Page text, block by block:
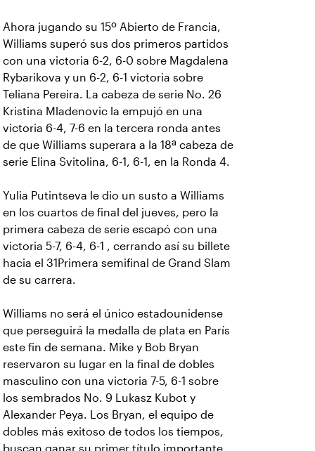
Ahora jugando su 15º Abierto de Francia,
Williams superó sus dos primeros partidos
con una victoria 6-2, 6-0 sobre Magdalena
Rybarikova y un 6-2, 6-1 victoria sobre
Teliana Pereira. La cabeza de serie No. 26
Kristina Mladenovic la empujó en una
victoria 6-4, 7-6 en la tercera ronda antes
de que Williams superara a la 18ª cabeza de
serie Elina Svitolina, 6-1, 6-1, en la Ronda 4.
Yulia Putintseva le dio un susto a Williams
en los cuartos de final del jueves, pero la
primera cabeza de serie escapó con una
victoria 5-7, 6-4, 6-1 , cerrando así su billete
hacia el 31Primera semifinal de Grand Slam
de su carrera.
Williams no será el único estadounidense
que perseguirá la medalla de plata en París
este fin de semana. Mike y Bob Bryan
reservaron su lugar en la final de dobles
masculino con una victoria 7-5, 6-1 sobre
los sembrados No. 9 Lukasz Kubot y
Alexander Peya. Los Bryan, el equipo de
dobles más exitoso de todos los tiempos,
buscan ganar su primer título importante